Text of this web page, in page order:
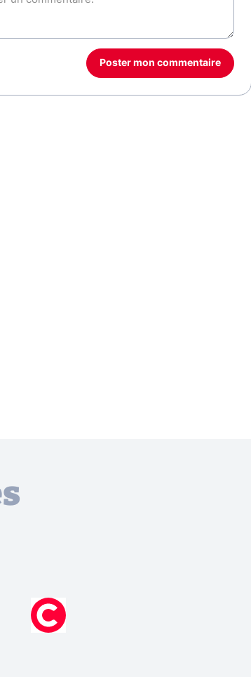
Poster mon commentaire